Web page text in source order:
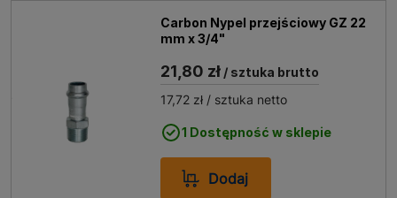
Carbon Nypel przejściowy GZ 22
mm x 3/4"
21,80 zł / sztuka brutto
17,72 zł / sztuka netto
1 Dostępność w sklepie
Dodaj